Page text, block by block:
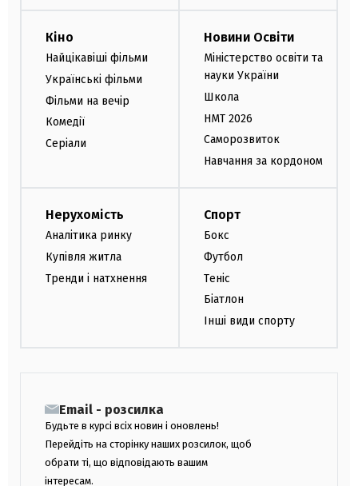
Кіно
Найцікавіші фільми
Українські фільми
Фільми на вечір
Комедії
Серіали
Новини Освіти
Міністерство освіти та
науки України
Школа
НМТ 2026
Саморозвиток
Навчання за кордоном
Нерухомість
Аналітика ринку
Купівля житла
Тренди і натхнення
Спорт
Бокс
Футбол
Теніс
Біатлон
Інші види спорту
Email - розсилка
Будьте в курсі всіх новин і оновлень!
Перейдіть на сторінку наших розсилок, щоб
обрати ті, що відповідають вашим
інтересам.